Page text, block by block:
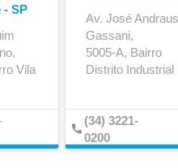
Eixo
- SP
Vila
Av. José Andraus
Gassani,
5005-A, Bairro
Distrito Industrial
(34) 3221-
0200